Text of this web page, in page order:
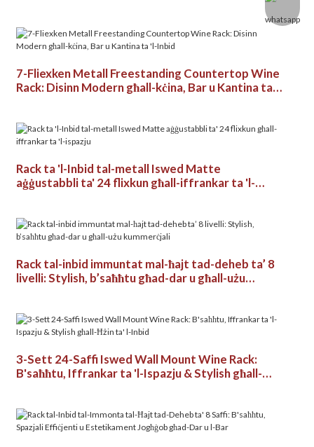
7-Fliexken Metall Freestanding Countertop Wine
Rack: Disinn Modern għall-kċina, Bar u Kantina ta
Rack ta 'l-Inbid tal-metall Iswed Matte
aġġustabbli ta' 24 flixkun għall-iffrankar ta 'l-
Rack tal-inbid immuntat mal-ħajt tad-deheb ta’ 8
livelli: Stylish, b’saħħtu għad-dar u għall-użu
3-Sett 24-Saffi Iswed Wall Mount Wine Rack:
B'saħħtu, Iffrankar ta 'l-Ispazju & Stylish għall-